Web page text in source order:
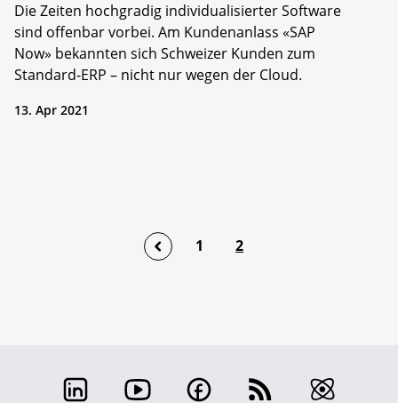
Die Zeiten hochgradig individualisierter Software
sind offenbar vorbei. Am Kundenanlass «SAP
Now» bekannten sich Schweizer Kunden zum
Standard-ERP – nicht nur wegen der Cloud.
13. Apr 2021
1 2